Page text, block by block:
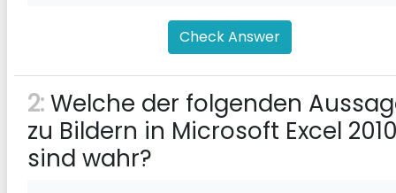
Check Answer
2:Welche der folgenden
zu Bildern in Microsoft Excel
sind wahr?